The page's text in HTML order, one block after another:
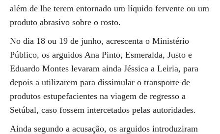
além de lhe terem entornado um líquido fervente ou um
produto abrasivo sobre o rosto.
No dia 18 ou 19 de junho, acrescenta o Ministério
Público, os arguidos Ana Pinto, Esmeralda, Justo e
Eduardo Montes levaram ainda Jéssica a Leiria, para
depois a utilizarem para dissimular o transporte de
produtos estupefacientes na viagem de regresso a
Setúbal, caso fossem intercetados pelas autoridades.
Ainda segundo a acusação, os arguidos introduziram